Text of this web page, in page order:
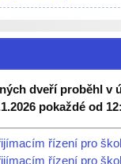
dveří proběhl v
pokaždé od
řízení pro
řízení pro